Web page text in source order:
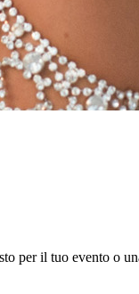
per il tuo evento o